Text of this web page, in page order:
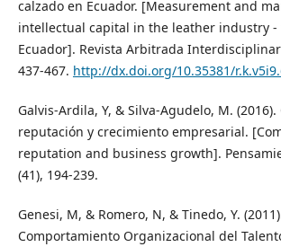
calzado en Ecuador. [Measurement and
intellectual capital in the leather industry -
Ecuador]. Revista Arbitrada
437-467. http://dx.doi.org/10.35381/
Galvis-Ardila, Y, & Silva-Agudelo, M.
reputación y crecimiento empresarial.
reputation and business growth].
(41), 194-239.
Genesi, M, & Romero, N, & Tinedo, Y.
Comportamiento Organizacional del